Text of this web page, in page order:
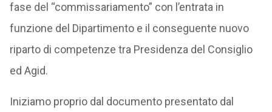
fase del “commissariamento” con l’entrata in
funzione del Dipartimento e il conseguente nuovo
riparto di competenze tra Presidenza del Consiglio
ed Agid.
Iniziamo proprio dal documento presentato dal